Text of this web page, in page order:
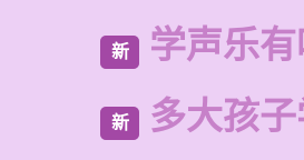
新 学声乐有
新 多大孩